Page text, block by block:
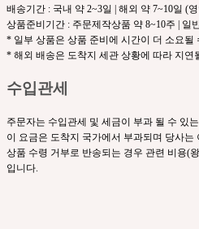
배송기간 : 국내 약 2~3일 | 해외 약 7~10일 (
상품준비기간 : 주문제작상품 약 8~10주 | 일
* 일부 상품은 상품 준비에 시간이 더 소요될
* 해외 배송은 도착지 세관 상황에 따라 지연
수입관세
주문자는 수입관세 및 세금이 부과 될 수 있
이 요금은 도착지 국가에서 부과되며 당사는
상품 수령 거부로 반송되는 경우 관련 비용(
입니다.